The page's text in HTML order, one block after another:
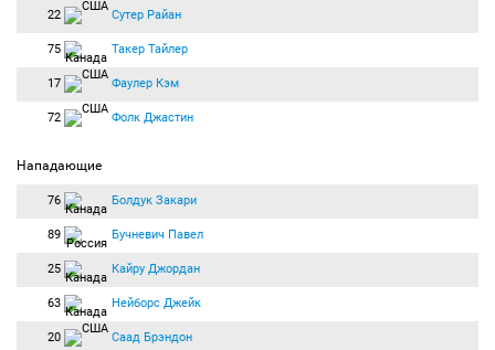
22 Сутер Райан
75 Такер Тайлер
17 Фаулер Кэм
72 Фолк Джастин
Нападающие
76 Болдук Закари
89 Бучневич Павел
25 Кайру Джордан
63 Нейборс Джейк
20 Саад Брэндон